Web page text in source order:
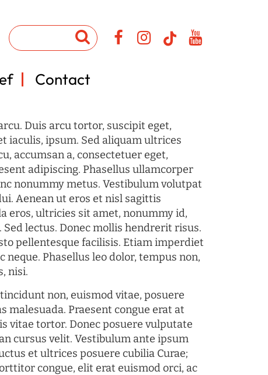
Contact
Duis arcu tortor, suscipit eget,
iaculis, ipsum. Sed aliquam ultrices
accumsan a, consectetuer eget,
adipiscing. Phasellus ullamcorper
nonummy metus. Vestibulum volutpat
Aenean ut eros et nisl sagittis
eros, ultricies sit amet, nonummy id,
lectus. Donec mollis hendrerit risus.
pellentesque facilisis. Etiam imperdiet
neque. Phasellus leo dolor, tempus non,
nisi.
non, euismod vitae, posuere
malesuada. Praesent congue erat at
vitae tortor. Donec posuere vulputate
cursus velit. Vestibulum ante ipsum
et ultrices posuere cubilia Curae;
congue, elit erat euismod orci, ac